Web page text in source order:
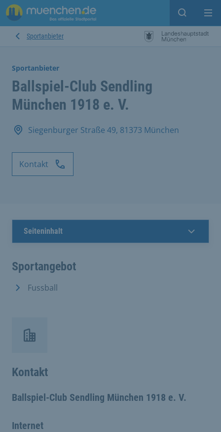
Suche
Sportanbieter
Sportanbieter
Ballspiel-Club Sendling
München 1918 e. V.
Siegenburger Straße 49, 81373 München
Kontakt
Seiteninhalt
Sportangebot
Fussball
Kontakt
Ballspiel-Club Sendling München 1918 e. V.
Internet